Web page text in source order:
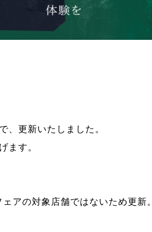
、更新いたしました。
ます。
アの対象店舗ではないため更新。